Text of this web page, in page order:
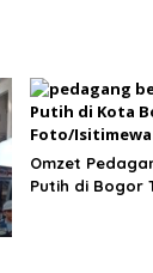
Omzet
Putih di Bogor